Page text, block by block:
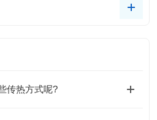
传热方式呢?